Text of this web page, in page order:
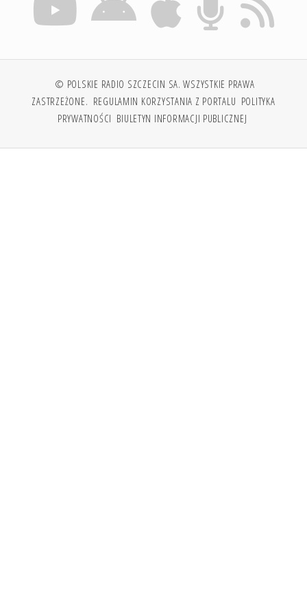
© POLSKIE RADIO SZCZECIN SA. WSZYSTKIE PRAWA
ZASTRZEŻONE. REGULAMIN KORZYSTANIA Z PORTALU POLITYKA
PRYWATNOŚCI BIULETYN INFORMACJI PUBLICZNEJ